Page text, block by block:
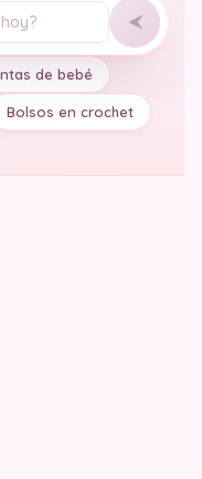
de bebé
Bolsos en crochet